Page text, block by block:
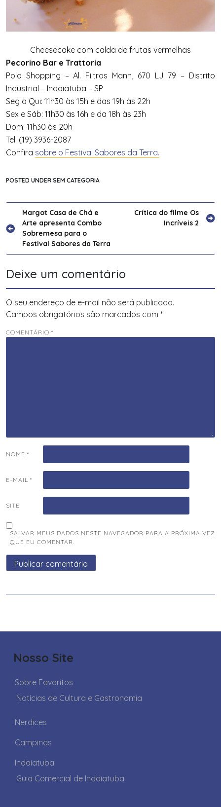
Cheesecake com calda de frutas vermelhas
Pecorino Bar e Trattoria
Polo Shopping – Al. Filtros Mann, 670 LJ 79 – Distrito
Industrial – Indaiatuba – SP
Seg a Qui: 11h30 às 15h e das 19h às 22h
Sex e Sáb: 11h30 às 16h e da 18h às 23h
Dom: 11h30 às 20h
Tel. (19) 3936-2087
Confira sobre o Festival Sabores da Terra.
POSTED UNDER SEM CATEGORIA
Navegação
de
Post
Margot Casa de Chá e
Arte apresenta Combo
Sobremesa para o
Festival Sabores da Terra
Crítica do filme Os
Incríveis 2
Deixe um comentário
O seu endereço de e-mail não será publicado.
Campos obrigatórios são marcados com *
COMENTÁRIO *
NOME *
E-MAIL *
SITE
SALVAR MEUS DADOS NESTE NAVEGADOR PARA A PRÓXIMA VEZ
QUE EU COMENTAR.
Nosso Site
Sobre Favoritos
Notícias de Cultura e Gastronomia
Nerdices
Campinas
Indaiatuba
Guia Comercial de Indaiatuba